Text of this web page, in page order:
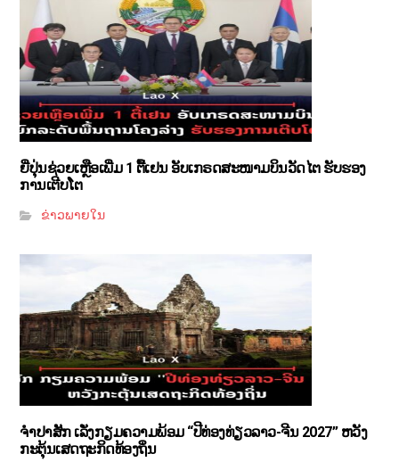
ຍີ່ປຸ່ນຊ່ວຍເຫຼືອເພີ່ມ 1 ຕື້ເຢນ ອັບເກຣດສະໜາມບິນວັດໄຕ ຮັບຮອງ
ການເຕີບໂຕ
ຂ່າວພາຍໃນ
ຈຳປາສັກ ເລັ່ງກຽມຄວາມພ້ອມ “ປີທ່ອງທ່ຽວລາວ-ຈີນ 2027” ຫວັງ
ກະຕຸ້ນເສດຖະກິດທ້ອງຖິ່ນ